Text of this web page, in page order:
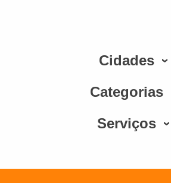
Cidades
Categorias
Serviços